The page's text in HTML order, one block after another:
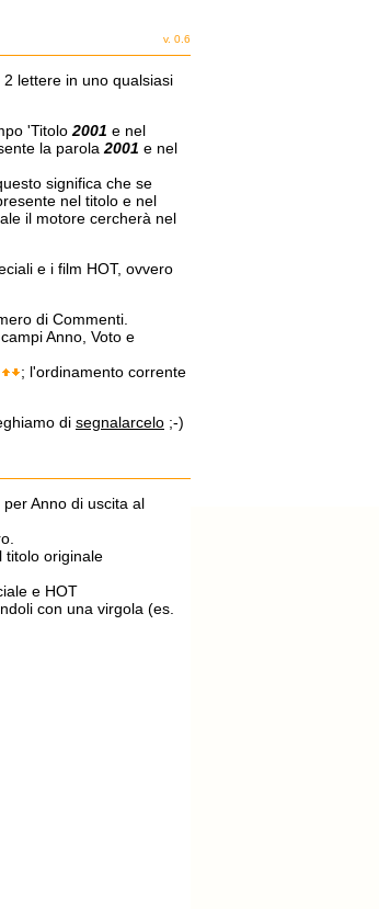
v. 0.6
lettere in uno qualsiasi
'Titolo 2001 e nel
la parola 2001 e nel
significa che se
nel titolo e nel
il motore cercherà nel
e i film HOT, ovvero
di Commenti.
Anno, Voto e
; l'ordinamento corrente
di segnalarcelo ;-)
Anno di uscita al
titolo originale
e HOT
con una virgola (es.